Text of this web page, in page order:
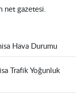
net gazetesi.
Hava Durumu
Trafik Yoğunluk